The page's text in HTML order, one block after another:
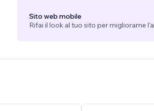
Sito web mobile
Rifai il look al tuo sito per migliorarne